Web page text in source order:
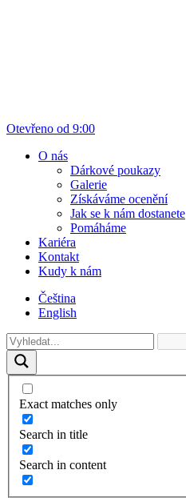
Otevřeno od 9:00
O nás
Dárkové poukazy
Galerie
Získáváme ocenění
Jak se k nám dostanete
Pomáháme
Kariéra
Kontakt
Kudy k nám
Čeština
English
Exact matches only
Search in title
Search in content